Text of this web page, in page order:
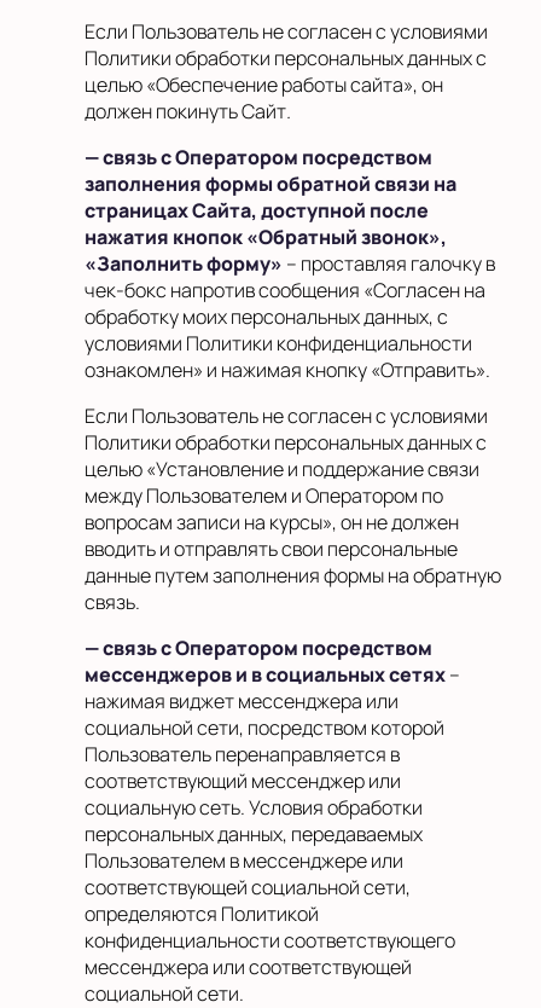
Если Пользователь не согласен с условиями
Политики обработки персональных данных с
целью «Обеспечение работы сайта», он
должен покинуть Сайт.
— связь с Оператором посредством
заполнения формы обратной связи на
страницах Сайта, доступной после
нажатия кнопок «Обратный звонок»,
«Заполнить форму» – проставляя галочку в
чек-бокс напротив сообщения «Согласен на
обработку моих персональных данных, с
условиями Политики конфиденциальности
ознакомлен» и нажимая кнопку «Отправить».
Если Пользователь не согласен с условиями
Политики обработки персональных данных с
целью «Установление и поддержание связи
между Пользователем и Оператором по
вопросам записи на курсы», он не должен
вводить и отправлять свои персональные
данные путем заполнения формы на обратную
связь.
— связь с Оператором посредством
мессенджеров и в социальных сетях–
нажимая виджет мессенджера или
социальной сети, посредством которой
Пользователь перенаправляется в
соответствующий мессенджер или
социальную сеть. Условия обработки
персональных данных, передаваемых
Пользователем в мессенджере или
соответствующей социальной сети,
определяются Политикой
конфиденциальности соответствующего
мессенджера или соответствующей
социальной сети.